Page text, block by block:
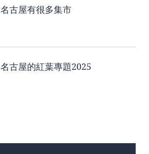
名古屋有很多集市
名古屋的紅葉專題2025